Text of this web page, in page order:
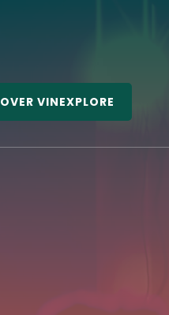
OVER VINEXPLORE